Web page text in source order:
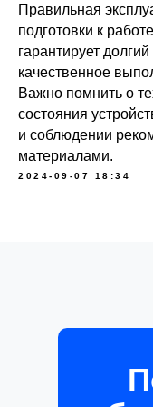
Правильная
подготовки к
гарантирует
качественное
Важно помнить о
состояния
и соблюдении
материалами.
2024-09-07 18:34